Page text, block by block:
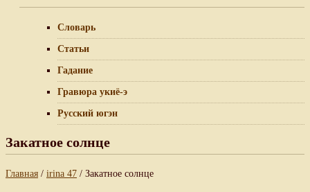
Словарь
Статьи
Гадание
Гравюра укиё-э
Русский югэн
Закатное солнце
Главная / irina 47 / Закатное солнце